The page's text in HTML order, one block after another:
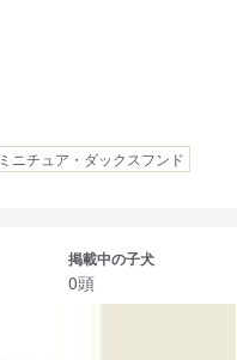
ミニチュア・ダックスフンド
掲載中の子犬
0頭